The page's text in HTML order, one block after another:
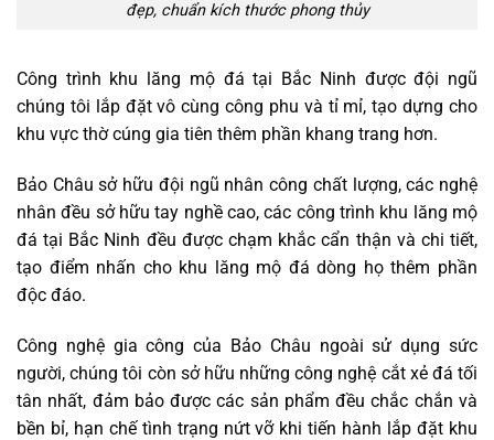
đẹp, chuẩn kích thước phong thủy
Công trình khu lăng mộ đá tại Bắc Ninh được đội ngũ
chúng tôi lắp đặt vô cùng công phu và tỉ mỉ, tạo dựng cho
khu vực thờ cúng gia tiên thêm phần khang trang hơn.
Bảo Châu sở hữu đội ngũ nhân công chất lượng, các nghệ
nhân đều sở hữu tay nghề cao, các công trình khu lăng mộ
đá tại Bắc Ninh đều được chạm khắc cẩn thận và chi tiết,
tạo điểm nhấn cho khu lăng mộ đá dòng họ thêm phần
độc đáo.
Công nghệ gia công của Bảo Châu ngoài sử dụng sức
người, chúng tôi còn sở hữu những công nghệ cắt xẻ đá tối
tân nhất, đảm bảo được các sản phẩm đều chắc chắn và
bền bỉ, hạn chế tình trạng nứt vỡ khi tiến hành lắp đặt khu